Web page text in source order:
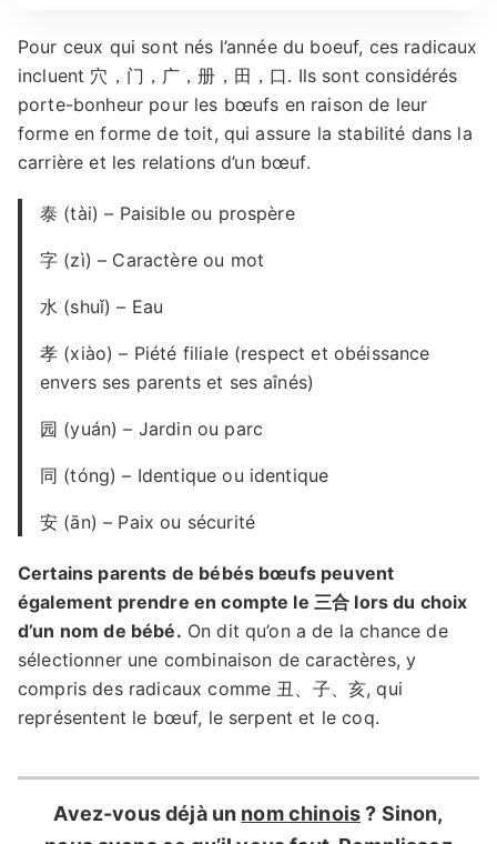
Pour ceux qui sont nés l’année du boeuf, ces radicaux
incluent 穴，门，广，册，田，口. Ils sont considérés
porte-bonheur pour les bœufs en raison de leur
forme en forme de toit, qui assure la stabilité dans la
carrière et les relations d’un bœuf.
泰 (tài) – Paisible ou prospère
字 (zì) – Caractère ou mot
水 (shuǐ) – Eau
孝 (xiào) – Piété filiale (respect et obéissance
envers ses parents et ses aînés)
园 (yuán) – Jardin ou parc
同 (tóng) – Identique ou identique
安 (ān) – Paix ou sécurité
Certains parents de bébés bœufs peuvent
également prendre en compte le 三合 lors du choix
d’un nom de bébé. On dit qu’on a de la chance de
sélectionner une combinaison de caractères, y
compris des radicaux comme 丑、子、亥, qui
représentent le bœuf, le serpent et le coq.
Avez-vous déjà un nom chinois? Sinon,